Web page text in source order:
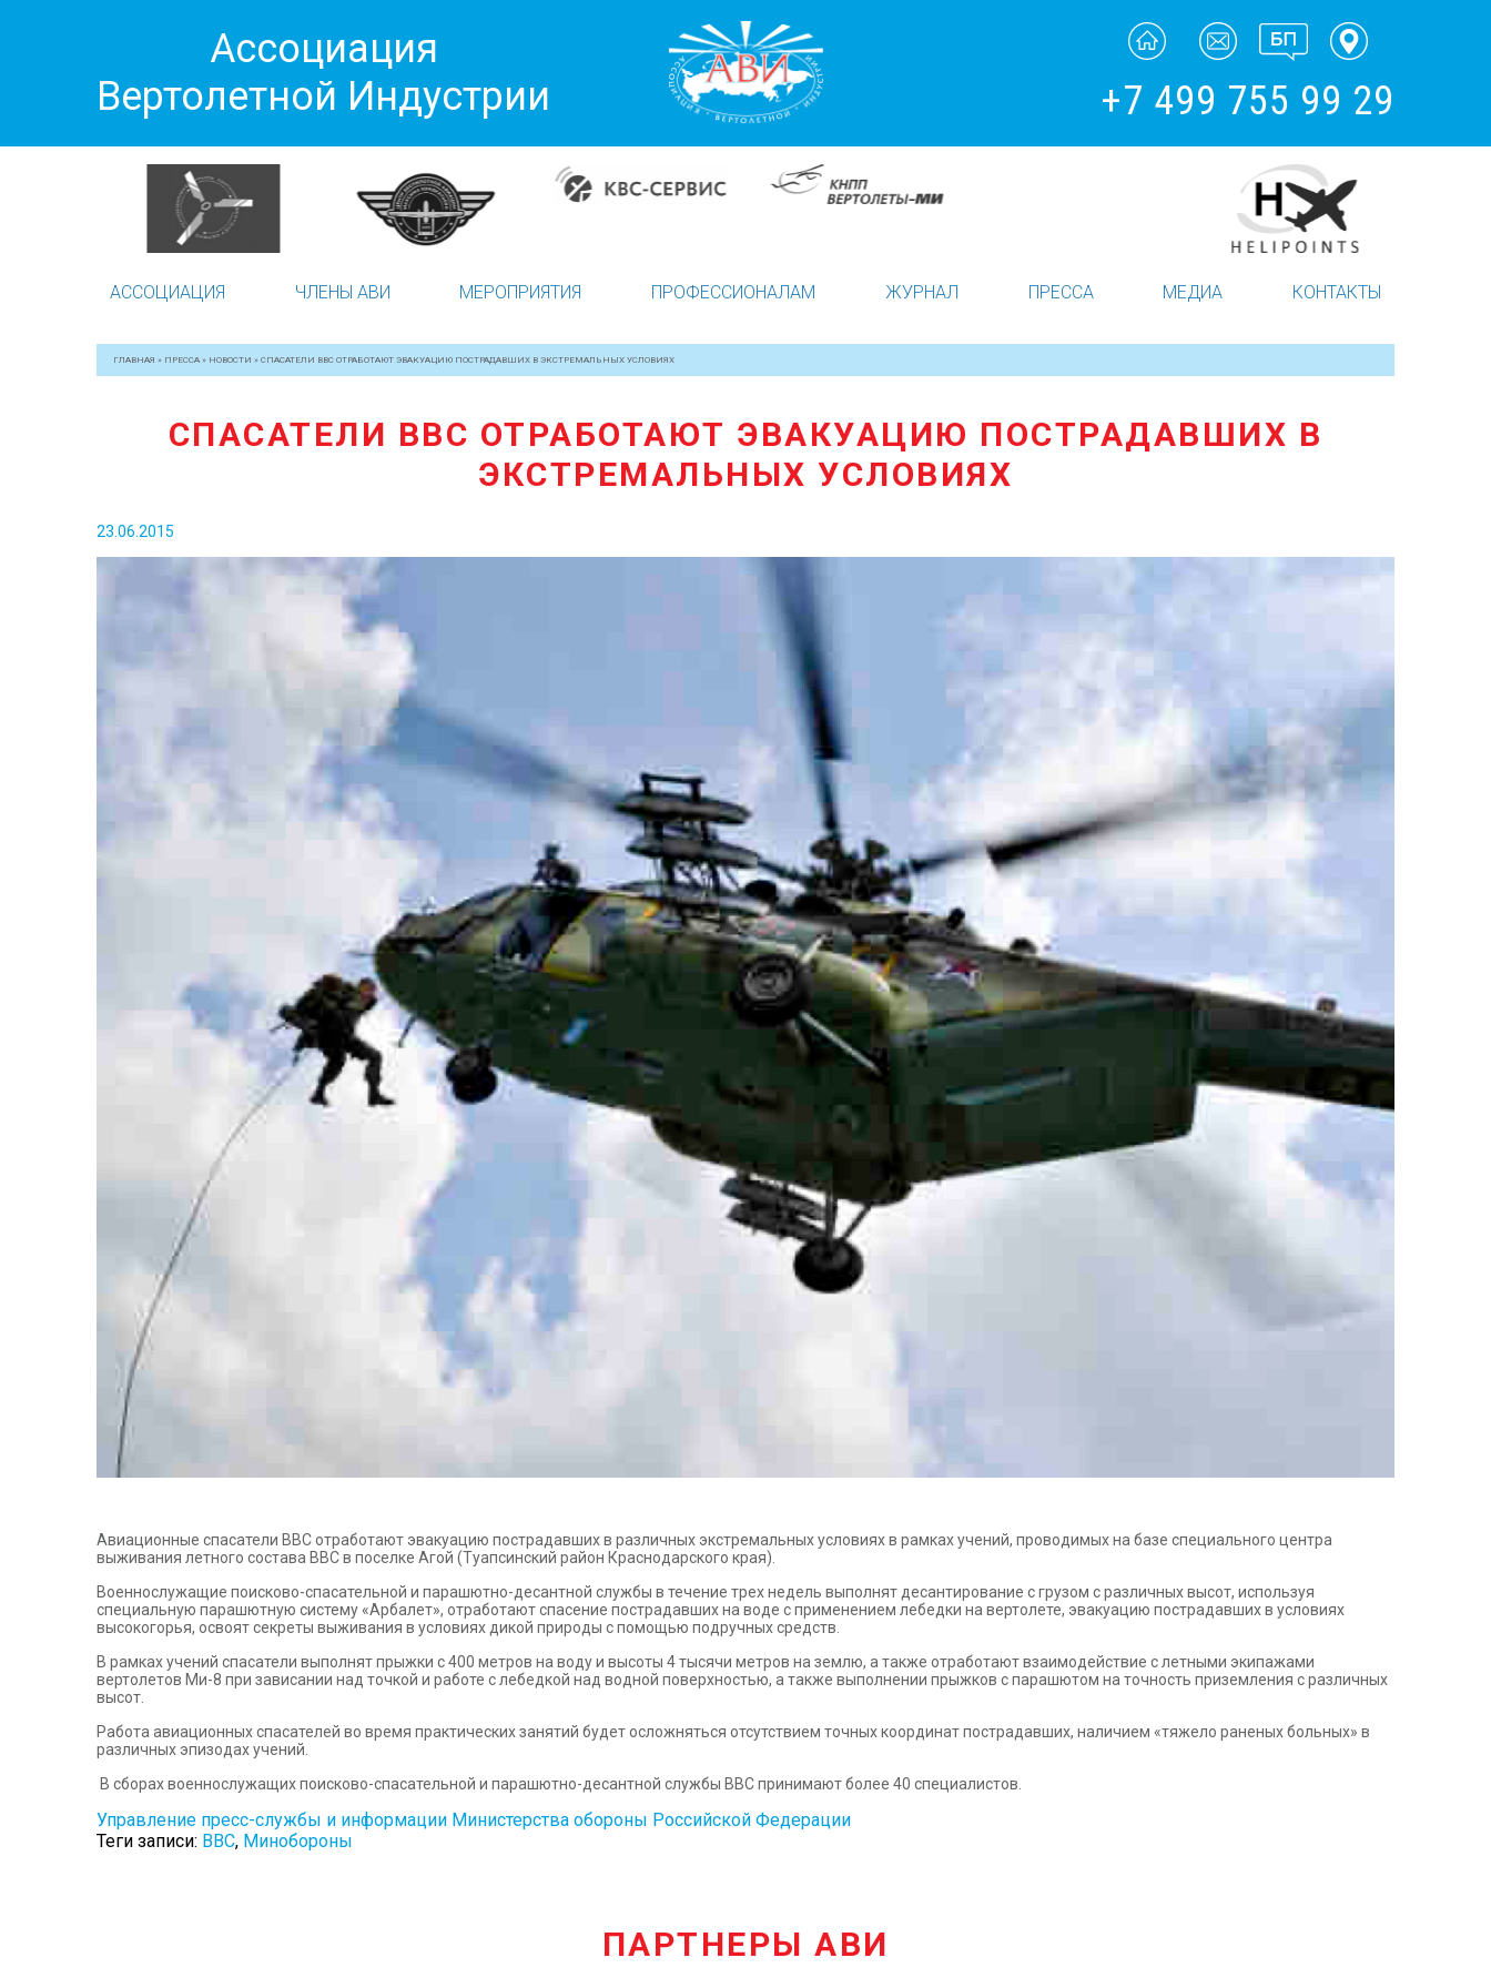
Ассоциация
Вертолетной Индустрии
+7 499 755 99 29
АССОЦИАЦИЯ ЧЛЕНЫ АВИ МЕРОПРИЯТИЯ ПРОФЕССИОНАЛАМ ЖУРНАЛ ПРЕССА МЕДИА КОНТАКТЫ
ГЛАВНАЯ » ПРЕССА » НОВОСТИ » СПАСАТЕЛИ ВВС ОТРАБОТАЮТ ЭВАКУАЦИЮ ПОСТРАДАВШИХ В ЭКСТРЕМАЛЬНЫХ УСЛОВИЯХ
СПАСАТЕЛИ ВВС ОТРАБОТАЮТ ЭВАКУАЦИЮ ПОСТРАДАВШИХ В
ЭКСТРЕМАЛЬНЫХ УСЛОВИЯХ
23.06.2015
Авиационные спасатели ВВС отработают эвакуацию пострадавших в различных экстремальных условиях в рамках учений, проводимых на базе специального центра
выживания летного состава ВВС в поселке Агой (Туапсинский район Краснодарского края).
Военнослужащие поисково-спасательной и парашютно-десантной службы в течение трех недель выполнят десантирование с грузом с различных высот, используя
специальную парашютную систему «Арбалет», отработают спасение пострадавших на воде с применением лебедки на вертолете, эвакуацию пострадавших в условиях
высокогорья, освоят секреты выживания в условиях дикой природы с помощью подручных средств.
В рамках учений спасатели выполнят прыжки с 400 метров на воду и высоты 4 тысячи метров на землю, а также отработают взаимодействие с летными экипажами
вертолетов Ми-8 при зависании над точкой и работе с лебедкой над водной поверхностью, а также выполнении прыжков с парашютом на точность приземления с различных
высот.
Работа авиационных спасателей во время практических занятий будет осложняться отсутствием точных координат пострадавших, наличием «тяжело раненых больных» в
различных эпизодах учений.
В сборах военнослужащих поисково-спасательной и парашютно-десантной службы ВВС принимают более 40 специалистов.
Управление пресс-службы и информации Министерства обороны Российской Федерации
Теги записи: ВВС, Минобороны
ПАРТНЕРЫ АВИ